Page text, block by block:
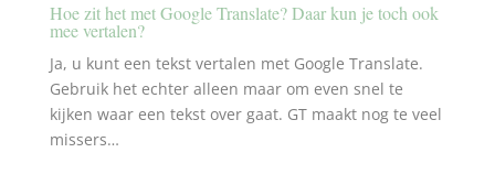
Hoe zit het met Google Translate? Daar kun je toch ook
mee vertalen?
Ja, u kunt een tekst vertalen met Google Translate.
Gebruik het echter alleen maar om even snel te
kijken waar een tekst over gaat. GT maakt nog te veel
missers…